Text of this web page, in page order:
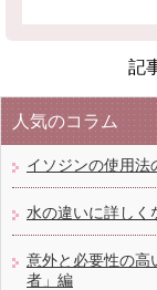
記
人気のコラム
イソジンの使用法
水の違いに詳し
意外と必要性の高
者」編